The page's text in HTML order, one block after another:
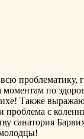
проблематику,
моментам по
Также
проблема с
санатория